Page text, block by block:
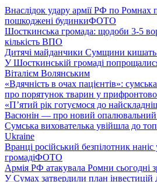
Внаслідок удару армії РФ по Ромнах
пошкоджені будинкиФОТО
Шосткинська громада: щодоби 3-5
кількість ВПО
Дитячі майданчики Сумщини кишать
У Шосткинській громаді
Віталієм Волянським
«Вдячність в очах пацієнтів»:
про порятунок тварин у
«П’ятий рік готуємося до
Васюнін — про новий опалювальний
Сумська вихователька увійшла до
Ukraine
Вранці російський безпілотник
громадіФОТО
Армія РФ атакувала Ромни сьогодні
У Сумах затвердили план інвестицій